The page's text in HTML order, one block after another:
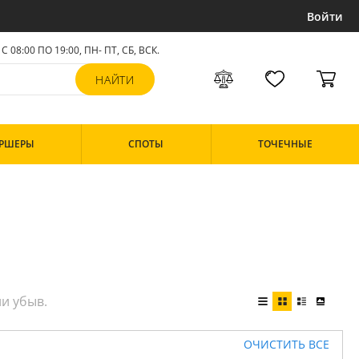
Войти
С 08:00 ПО 19:00, ПН- ПТ, СБ, ВСК.
СПОТЫ ТОЧЕЧНЫЕ
ОЧИСТИТЬ ВСЕ